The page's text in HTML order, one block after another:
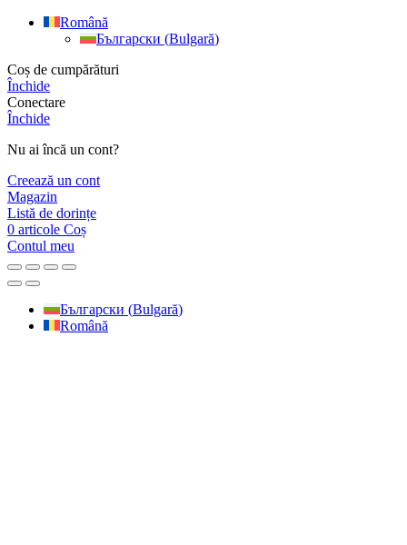
Română
Български (Bulgară)
Coș de cumpărături
Închide
Conectare
Închide
Nu ai încă un cont?
Creează un cont
Magazin
Listă de dorințe
0 articole Coș
Contul meu
Български (Bulgară)
Română